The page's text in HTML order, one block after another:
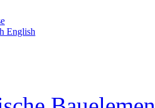
English